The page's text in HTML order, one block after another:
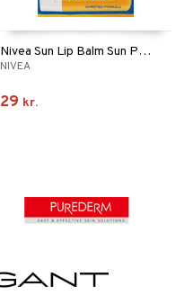
Nivea Sun Lip Balm Sun Protect SPF50
NIVEA
29 kr.